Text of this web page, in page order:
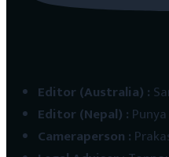
Editor (Australia) :
Editor (Nepal) :
Cameraperson :